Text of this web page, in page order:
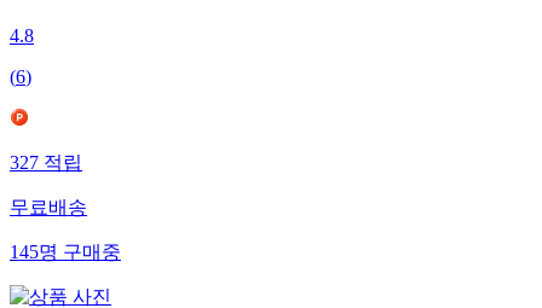
4.8
(6)
327적립
무료배송
145명구매중